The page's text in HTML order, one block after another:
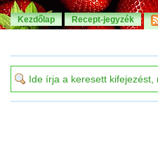
Kezdőlap Recept-jegyzék